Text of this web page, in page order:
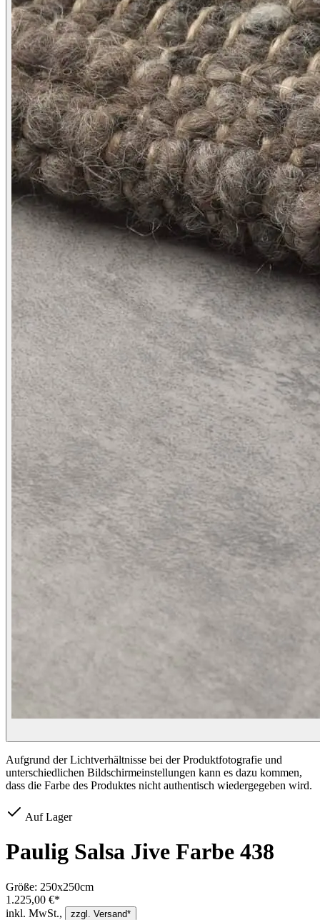
Aufgrund der Lichtverhältnisse bei der Produktfotografie und
unterschiedlichen Bildschirmeinstellungen kann es dazu kommen,
dass die Farbe des Produktes nicht authentisch wiedergegeben wird.
Auf Lager
Paulig Salsa Jive Farbe 438
Größe: 250x250cm
1.225,00 €*
inkl. MwSt.,
zzgl. Versand*